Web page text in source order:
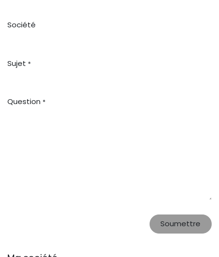
Société
Sujet *
Question *
Soumettre